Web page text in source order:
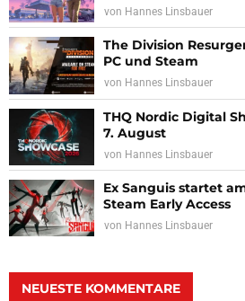
von Hannes Linsbauer
The Division
PC und Steam
von Hannes Linsbauer
THQ Nordic Digital
7. August
von Hannes Linsbauer
Ex Sanguis startet
Steam Early Access
von Hannes Linsbauer
NEUESTE KOMMENTARE